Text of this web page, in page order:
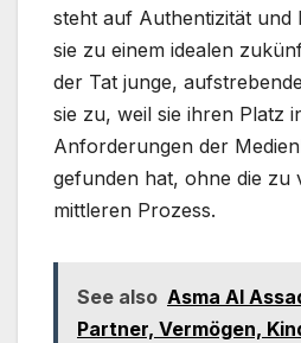
steht auf Authentizität und
sie zu einem idealen
der Tat junge,
sie zu, weil sie ihren Platz
Anforderungen der
gefunden hat, ohne die zu
mittleren Prozess.
See also Asma Al
Partner, Vermögen,